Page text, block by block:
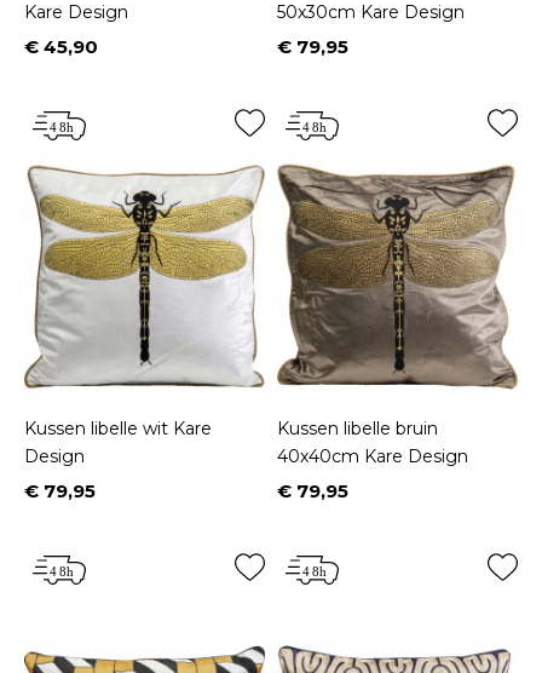
Kare Design
Prijs
€ 45,90
50x30cm Kare Design
Prijs
€ 79,95
Kussen libelle wit Kare
Design
Prijs
€ 79,95
Kussen libelle bruin
40x40cm Kare Design
Prijs
€ 79,95